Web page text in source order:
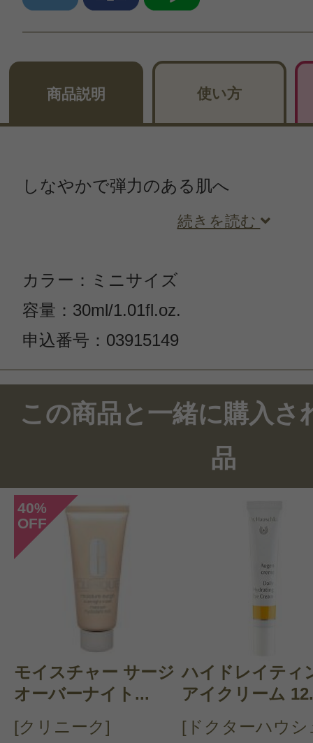
商品説明 使い方
しなやかで弾力のある肌へ
続きを読む
カラー：ミニサイズ
容量：30ml/1.01fl.oz.
申込番号：03915149
このコスメのレビューを書いて
クチコミを投稿する
CT 会員様は、マイページの「購
らクチコミ投稿すると1 商品に
ントプレゼント！
この商品と一緒に購入さ
品
40%
OFF
モイスチャー サージ
オーバーナイト...
[クリニーク]
ハイドレイティ
アイクリーム
[ドクターハウシ